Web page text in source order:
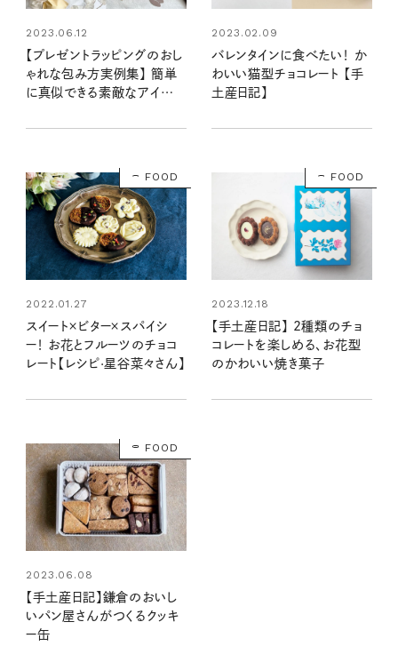
2023.06.12
【プレゼントラッピングのおし
ゃれな包み方実例集】 簡単
に真似できる素敵なアイデ
2023.02.09
バレンタインに食べたい！ か
わいい猫型チョコレート 【手
土産日記】
FOOD
2022.01.27
スイート×ビター×スパイシ
ー！ お花とフルーツのチョコ
レート【レシピ·星谷菜々さん】
FOOD
2023.12.18
【手土産日記】 2種類のチョ
コレートを楽しめる、お花型
のかわいい焼き菓子
FOOD
2023.06.08
【手土産日記】鎌倉のおいし
いパン屋さんがつくるクッキ
ー缶